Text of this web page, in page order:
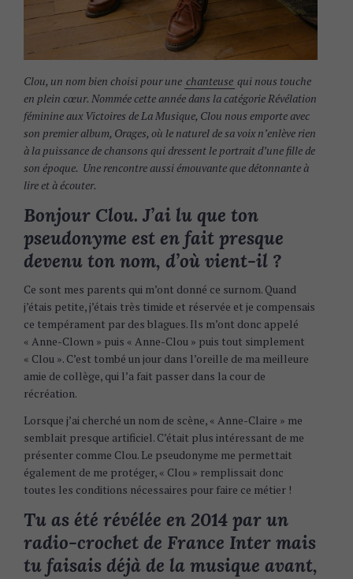
Clou, un nom bien choisi pour une chanteuse qui nous touche
en plein cœur. Nommée cette année dans la catégorie Révélation
féminine aux Victoires de La Musique, Clou nous emporte avec
son premier album, Orages, où le naturel de sa voix n’enlève rien
à la puissance de chansons qui dressent le portrait d’une fille de
son époque. Une rencontre aussi émouvante que détonnante à
lire et à écouter.
Bonjour Clou. J’ai lu que ton
pseudonyme est en fait presque
devenu ton nom, d’où vient-il ?
Ce sont mes parents qui m’ont donné ce surnom. Quand
j’étais petite, j’étais très timide et réservée et je compensais
ce tempérament par des blagues. Ils m’ont donc appelé
« Anne-Clown » puis « Anne-Clou » puis tout simplement
« Clou ». C’est tombé un jour dans l’oreille de ma meilleure
amie de collège, qui l’a fait passer dans la cour de
récréation.
Lorsque j’ai cherché un nom de scène, « Anne-Claire » me
semblait presque artificiel. C’était plus intéressant de me
présenter comme Clou. Le pseudonyme me permettait
également de me protéger, « Clou » remplissait donc
toutes les conditions nécessaires pour faire ce métier !
Tu as été révélée en 2014 par un
radio-crochet de France Inter mais
tu faisais déjà de la musique avant,